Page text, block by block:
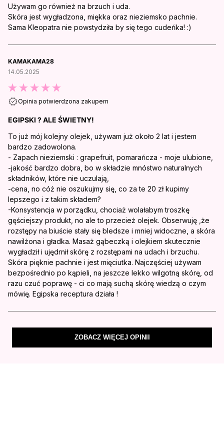
Używam go również na brzuch i uda.
Skóra jest wygładzona, miękka oraz nieziemsko pachnie.
Sama Kleopatra nie powstydziła by się tego cudeńka! :)
KAMAKAMA28
14.05.2025
Opinia potwierdzona zakupem
EGIPSKI ? ALE ŚWIETNY!
To już mój kolejny olejek, używam już około 2 lat i jestem
bardzo zadowolona.
- Zapach nieziemski : grapefruit, pomarańcza - moje ulubione,
-jakość bardzo dobra, bo w składzie mnóstwo naturalnych
składników, które nie uczulają,
-cena, no cóż nie oszukujmy się, co za te 20 zł kupimy
lepszego i z takim składem?
-Konsystencja w porządku, chociaż wolałabym troszkę
gęściejszy produkt, no ale to przecież olejek. Obserwuję ,że
rozstępy na biuście stały się bledsze i mniej widoczne, a skóra
nawilżona i gładka. Masaż gąbeczką i olejkiem skutecznie
wygładził i ujędrnił skórę z rozstępami na udach i brzuchu.
Skóra pięknie pachnie i jest mięciutka. Najczęściej używam
bezpośrednio po kąpieli, na jeszcze lekko wilgotną skórę, od
razu czuć poprawę - ci co mają suchą skórę wiedzą o czym
mówię. Egipska receptura działa !
ZOBACZ WIĘCEJ OPINII